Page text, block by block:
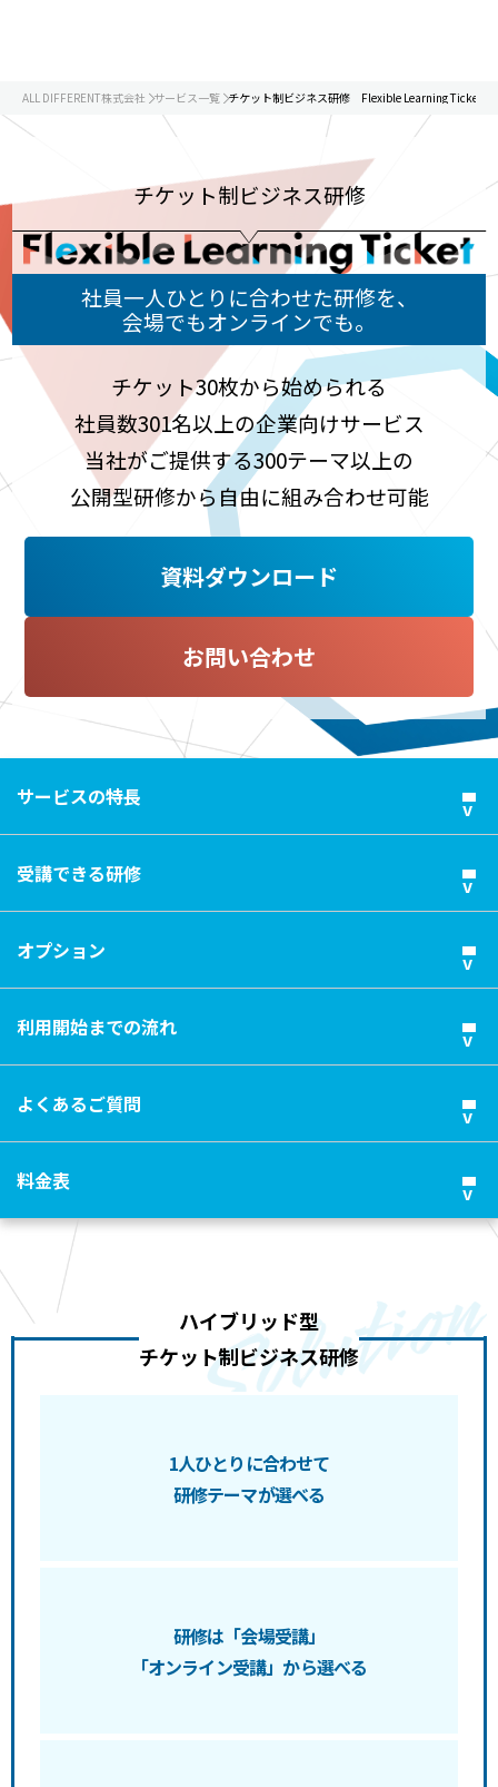
ALL DIFFERENT株式会社 サービス一覧 チケット制ビジネス研修 Flexible Learning Ticket
チケット制ビジネス研修
社員一人ひとりに合わせた研修を、
会場でもオンラインでも。
チケット30枚から始められる
社員数301名以上の企業向けサービス
当社がご提供する300テーマ以上の
公開型研修から自由に組み合わせ可能
資料ダウンロード
お問い合わせ
サービスの特長
受講できる研修
オプション
利用開始までの流れ
よくあるご質問
料金表
ハイブリッド型
チケット制ビジネス研修
1人ひとりに合わせて
研修テーマが選べる
研修は「会場受講」
「オンライン受講」から選べる